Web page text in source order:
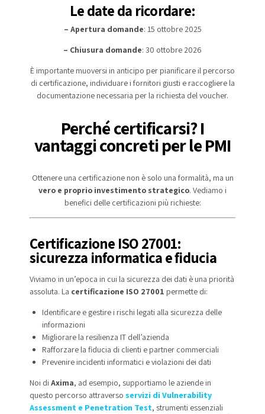
Le date da ricordare:
– Apertura domande: 15 ottobre 2025
– Chiusura domande: 30 ottobre 2026
È importante muoversi in anticipo per pianificare il percorso
di certificazione, individuare i fornitori giusti e raccogliere la
documentazione necessaria per la richiesta del voucher.
Perché certificarsi? I
vantaggi concreti per le PMI
Ottenere una certificazione non è solo una formalità, ma un
vero e proprio investimento strategico. Vediamo i
benefici delle certificazioni più richieste:
Certificazione ISO 27001:
sicurezza informatica e fiducia
Viviamo in un’epoca in cui la sicurezza dei dati è una priorità
assoluta. La certificazione ISO 27001 permette di:
Identificare e gestire i rischi legati alla sicurezza delle
informazioni
Migliorare la resilienza IT dell’azienda
Rafforzare la fiducia di clienti e partner commerciali
Prevenire incidenti informatici e violazioni dei dati
Noi di Axima, ad esempio, supportiamo le aziende in
questo percorso attraverso servizi di Vulnerability
Assessment e Penetration Test, strumenti essenziali